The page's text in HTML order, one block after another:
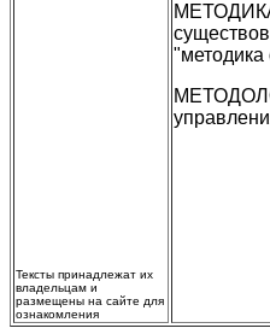
Тексты принадлежат их
владельцам и
размещены на сайте для
ознакомления
МЕТОДИКА
"методика